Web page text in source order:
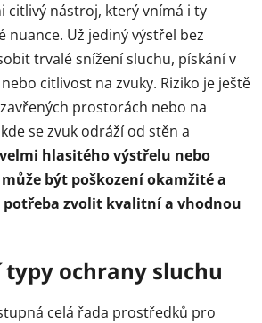
citlivý nástroj, který vnímá i ty
nuance. Už jediný výstřel bez
trvalé snížení sluchu, pískání v
citlivost na zvuky. Riziko je ještě
prostorách nebo na
se zvuk odráží od stěn a
hlasitého výstřelu nebo
být poškození okamžité a
potřeba zvolit kvalitní a vhodnou
typy ochrany sluchu
celá řada prostředků pro